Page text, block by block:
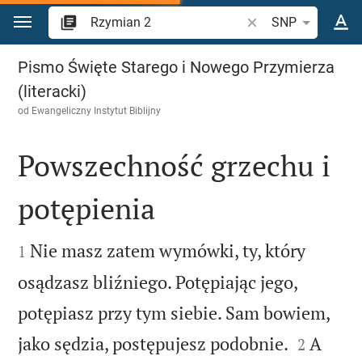
Przejdź do treści
Szukaj wersetu lub
SNP
Rzymian 2
Pismo Święte Starego i Nowego Przymierza
(literacki)
od Ewangeliczny Instytut Biblijny

Powszechność grzechu i
potępienia

1 Nie masz zatem wymówki, ty, który
osądzasz bliźniego. Potępiając jego,
potępiasz przy tym siebie. Sam bowiem,
jako sędzia, postępujesz podobnie. 

2 A